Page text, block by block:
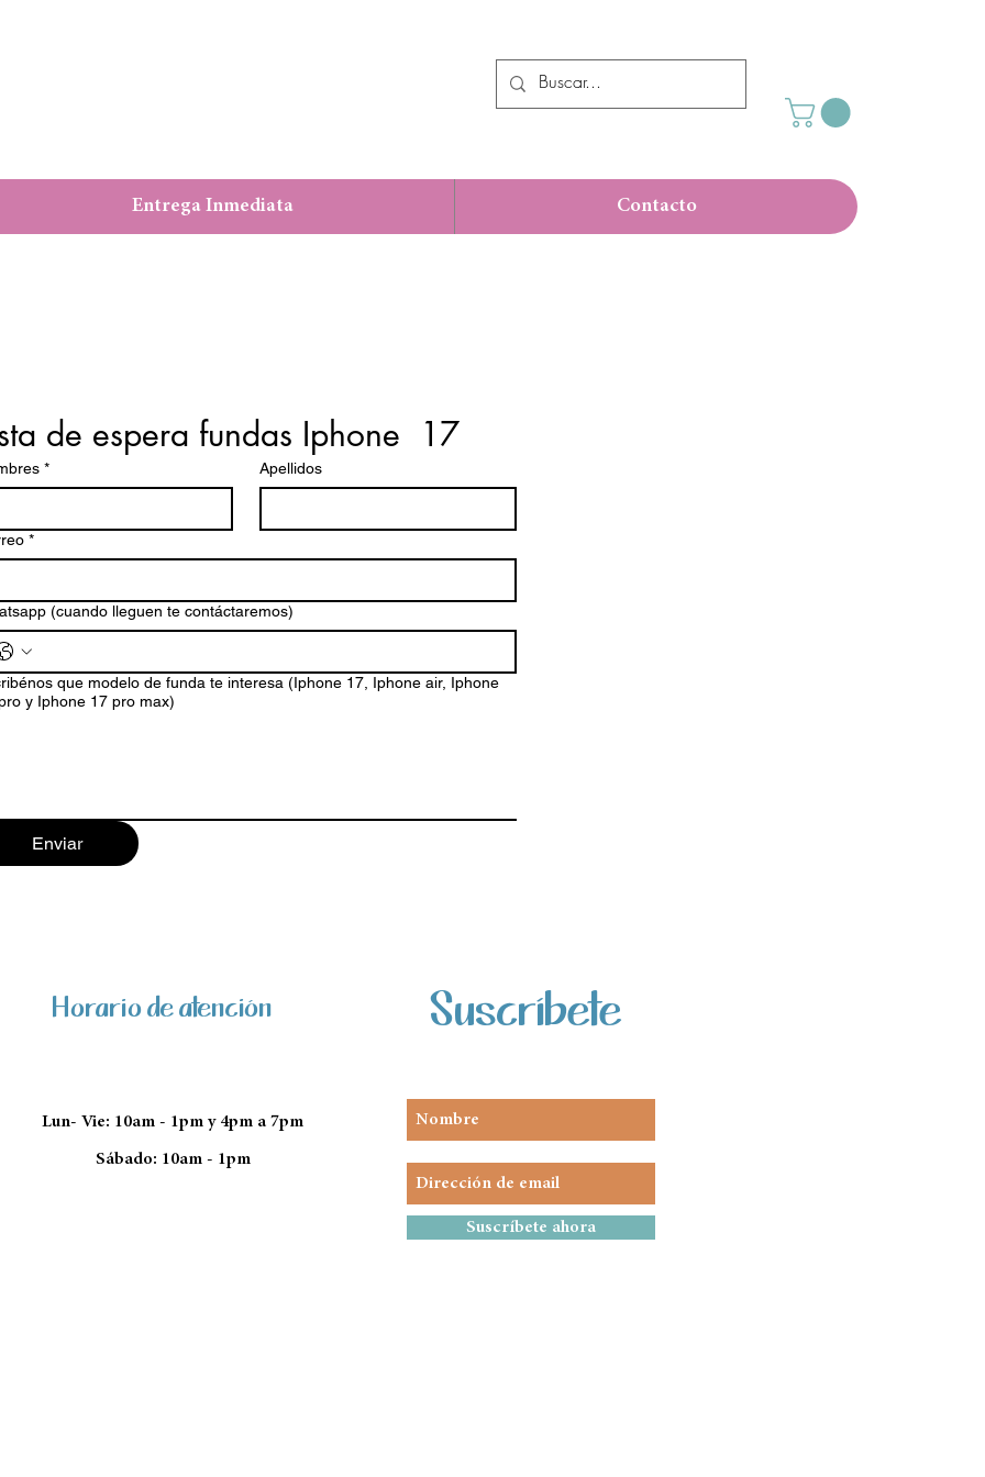
Entrega Inmediata Contacto
de espera fundas Iphone  17
* Apellidos
*
(cuando lleguen te contáctaremos)
que modelo de funda te interesa (Iphone 17, Iphone air, Iphone
y Iphone 17 pro max)
Enviar
Horario de atención
Lun- Vie: 10am - 1pm y 4pm a 7pm
Sábado: 10am - 1pm
Suscríbete
Suscríbete ahora